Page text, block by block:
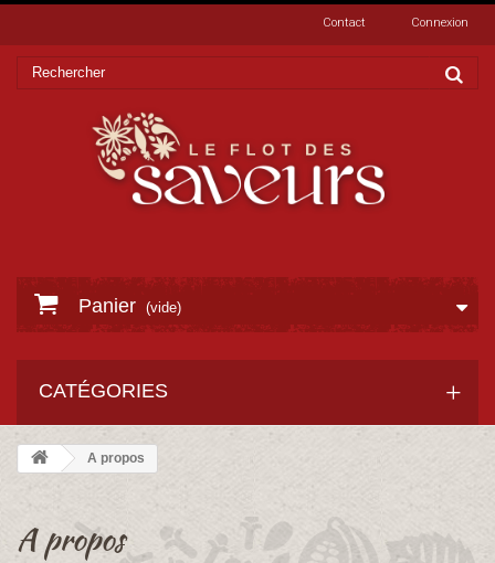
Connexion
Contact
Panier (vide)
CATÉGORIES
A propos
A propos